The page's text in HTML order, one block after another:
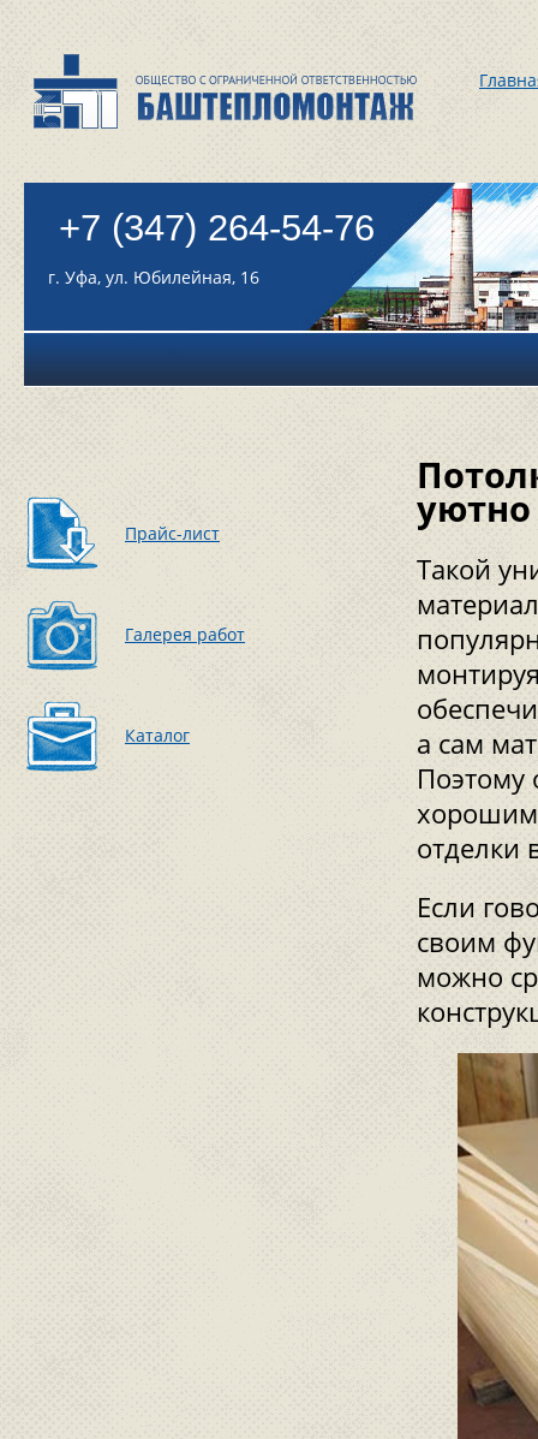
+7 (347) 264-54-76
г. Уфа, ул. Юбилейная, 16
Прайс-лист
Галерея работ
Каталог
уютно
Такой
а сам
Поэтому
хорошим
отделки
Если
своим
можно